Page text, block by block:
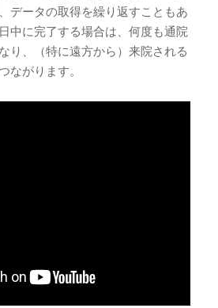
データの取得を繰り返すこともあ
中に完了する場合は、何度も通院
り、（特に遠方から）来院される
ながります。